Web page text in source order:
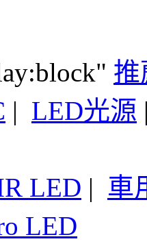
推
| LED光源
LED | 車
LED